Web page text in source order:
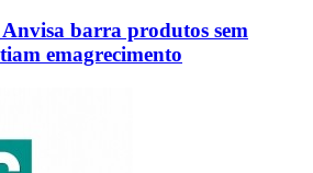
barra produtos sem
emagrecimento